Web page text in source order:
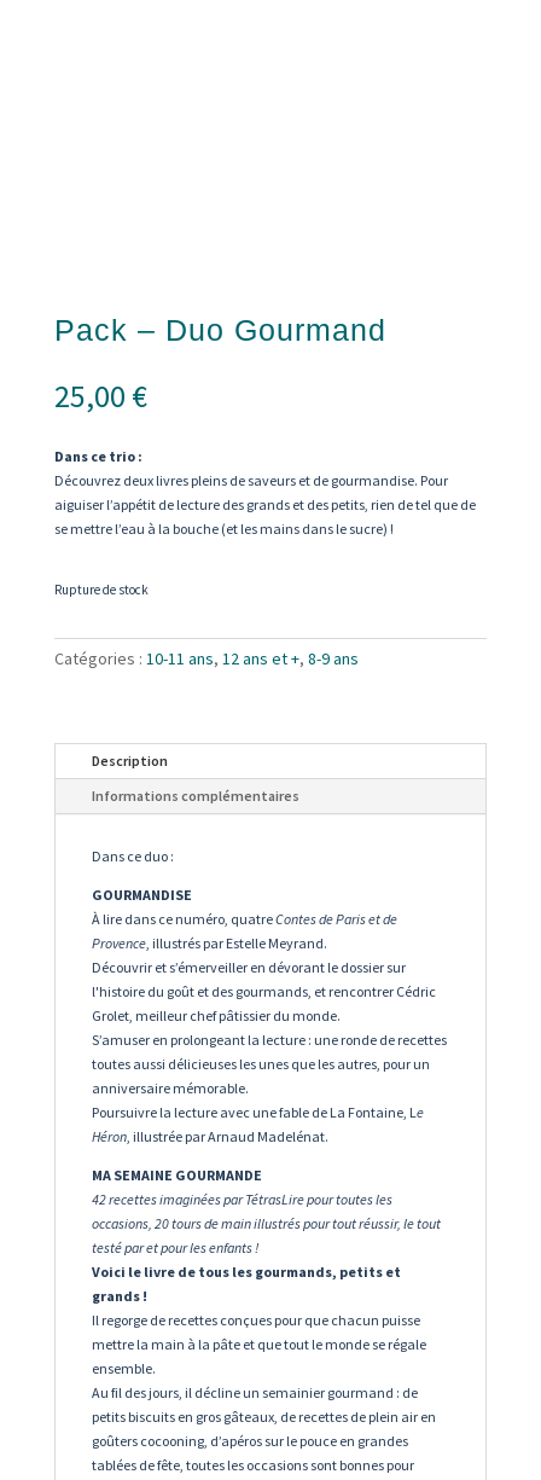
Pack – Duo Gourmand
25,00 €
Dans ce trio :
Découvrez deux livres pleins de saveurs et de gourmandise. Pour
aiguiser l’appétit de lecture des grands et des petits, rien de tel que de
se mettre l’eau à la bouche (et les mains dans le sucre) !
Rupture de stock
Catégories : 10-11 ans, 12 ans et +, 8-9 ans
Description
Informations complémentaires
Dans ce duo :
GOURMANDISE
À lire dans ce numéro, quatreContes de Paris et de
Provence, illustrés par Estelle Meyrand.
Découvrir et s’émerveiller en dévorant le dossier sur
l'histoire du goût et des gourmands, et rencontrer Cédric
Grolet, meilleur chef pâtissier du monde.
S’amuser en prolongeant la lecture : une ronde de recettes
toutes aussi délicieuses les unes que les autres, pour un
anniversaire mémorable.
Poursuivre la lecture avec une fable de La Fontaine, L e
Héron, illustrée par Arnaud Madelénat.
MA SEMAINE GOURMANDE
42 recettesimaginées par TétrasLire pour toutes les
occasions, 20 tours de main illustrés pour tout réussir, le tout
testé par et pour les enfants !
Voici le livre de tous les gourmands, petits et
grands !
Il regorge de recettes conçues pour que chacun puisse
mettre la main à la pâte et que tout le monde se régale
ensemble.
Au fil des jours, il décline un semainier gourmand : de
petits biscuits en gros gâteaux, de recettes de plein air en
goûters cocooning, d’apéros sur le pouce en grandes
tablées de fête, toutes les occasions sont bonnes pour